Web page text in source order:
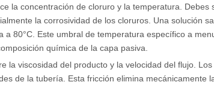
la concentración de cloruro y la temperatura.
la corrosividad de los cloruros. Una solución
a 80°C. Este umbral de temperatura específico a
química de la capa pasiva.
la viscosidad del producto y la velocidad del flujo.
de la tubería. Esta fricción elimina mecánicamente